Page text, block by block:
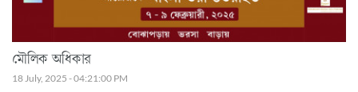
মৌলিক অধিকার
18 July, 2025 - 04:21:00 PM